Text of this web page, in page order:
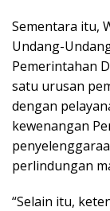
Sementara itu,
Undang-
Pemerintahan
satu urusan
dengan
kewenangan
perlindungan
“Selain itu,